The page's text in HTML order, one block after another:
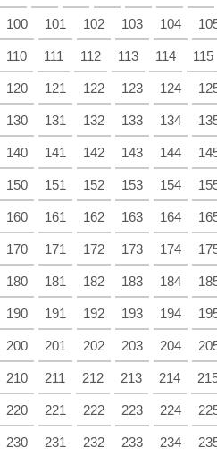
100 101 102 103 104
110 111 112 113 114 115
120 121 122 123 124
130 131 132 133 134
140 141 142 143 144
150 151 152 153 154
160 161 162 163 164
170 171 172 173 174
180 181 182 183 184
190 191 192 193 194
200 201 202 203 204
210 211 212 213 214
220 221 222 223 224
230 231 232 233 234